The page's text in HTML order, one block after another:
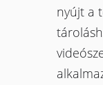
nyújt a